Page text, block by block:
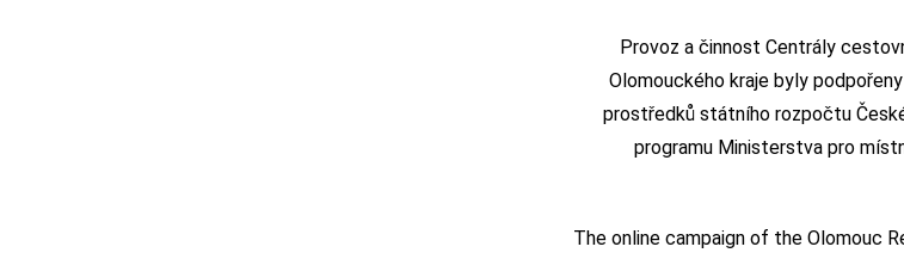
Provoz a činnost Centrály
Olomouckého kraje byly
prostředků státního rozpočtu
programu Ministerstva pro
The online campaign of the Olomouc